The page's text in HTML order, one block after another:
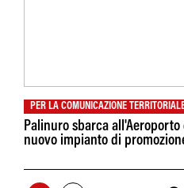
PER LA COMUNICAZIONE
Palinuro sbarca
nuovo impianto di